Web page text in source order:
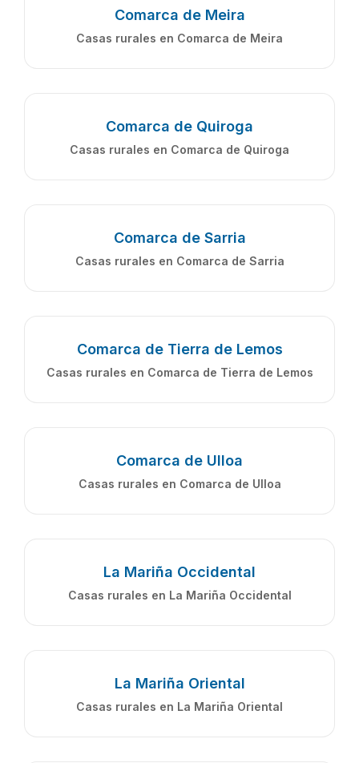
Comarca de Meira
Casas rurales en Comarca de Meira
Comarca de Quiroga
Casas rurales en Comarca de Quiroga
Comarca de Sarria
Casas rurales en Comarca de Sarria
Comarca de Tierra de Lemos
Casas rurales en Comarca de Tierra de Lemos
Comarca de Ulloa
Casas rurales en Comarca de Ulloa
La Mariña Occidental
Casas rurales en La Mariña Occidental
La Mariña Oriental
Casas rurales en La Mariña Oriental